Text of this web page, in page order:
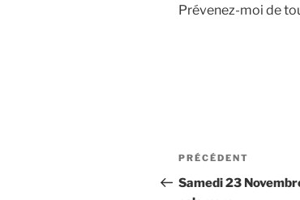
Prévenez-moi de
Navigation
de
Article
précédent
PRÉCÉDENT
Samedi 23